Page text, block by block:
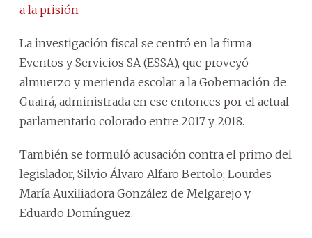
a la prisión
La investigación fiscal se centró en la firma
Eventos y Servicios SA (ESSA), que proveyó
almuerzo y merienda escolar a la Gobernación de
Guairá, administrada en ese entonces por el actual
parlamentario colorado entre 2017 y 2018.
También se formuló acusación contra el primo del
legislador, Silvio Álvaro Alfaro Bertolo; Lourdes
María Auxiliadora González de Melgarejo y
Eduardo Domínguez.